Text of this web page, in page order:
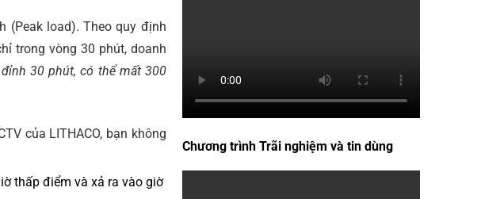
(Peak load). Theo quy định
trong vòng 30 phút, doanh
đỉnh 30 phút, có thể mất 300
của LITHACO, bạn không
thấp điểm và xả ra vào giờ
Chương trình Trãi nghiệm và tin dùng